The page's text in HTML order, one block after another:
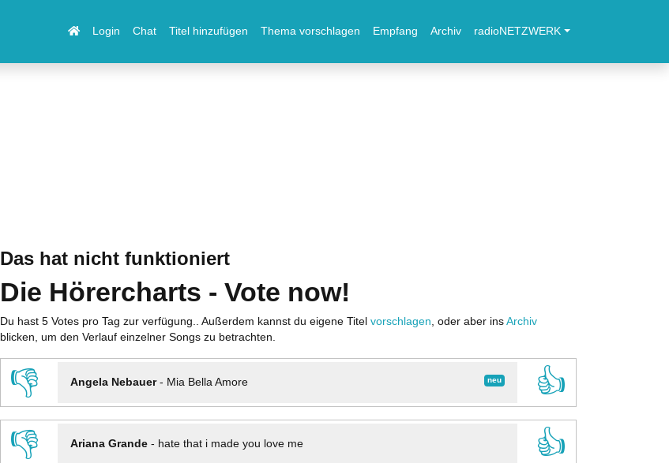
Login Chat Titel hinzufügen Thema vorschlagen Empfang Archiv radioNETZWERK
Das hat nicht funktioniert
Die Hörercharts - Vote now!
Du hast 5 Votes pro Tag zur verfügung.. Außerdem kannst du eigene Titel vorschlagen , oder aber ins Archiv
blicken, um den Verlauf einzelner Songs zu betrachten.
👎 neu
Angela Nebauer- Mia Bella Amore
👍
👎
Ariana Grande- hate that i made you love me
👍